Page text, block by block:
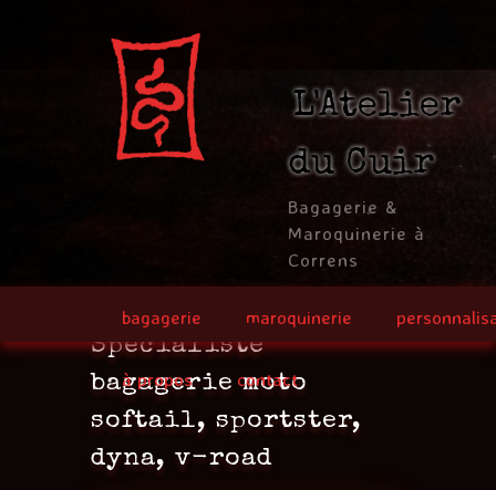
L'Atelier
du Cuir
Bagagerie &
Maroquinerie à
Correns
bagagerie maroquinerie
à propos contact
Spécialiste
bagagerie moto
softail, sportster,
dyna, v-road